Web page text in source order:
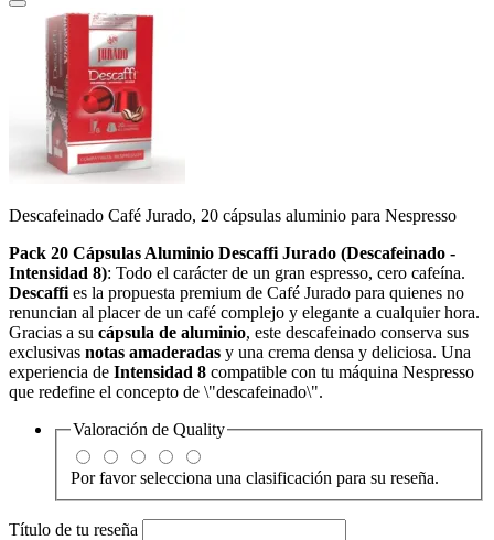
Descafeinado Café Jurado, 20 cápsulas aluminio para Nespresso
Pack 20 Cápsulas Aluminio Descaffi Jurado (Descafeinado -
Intensidad 8): Todo el carácter de un gran espresso, cero cafeína.
Descaffies la propuesta premium de Café Jurado para quienes no
renuncian al placer de un café complejo y elegante a cualquier hora.
Gracias a su cápsula de aluminio, este descafeinado conserva sus
exclusivas notas amaderadas y una crema densa y deliciosa. Una
experiencia de Intensidad 8 compatible con tu máquina Nespresso
que redefine el concepto de \"descafeinado\".
Valoración de Quality
Por favor selecciona una clasificación para su reseña.
Título de tu reseña